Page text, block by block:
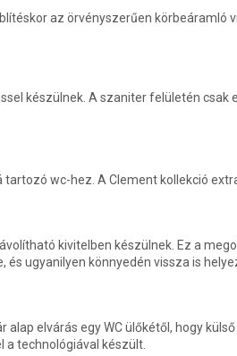
az örvényszerűen
készülnek. A szaniter felületén
wc-hez. A Clement kollekció
kivitelben készülnek. Ez a
ugyanilyen könnyedén vissza is
elvárás egy WC ülőkétől, hogy
a technológiával készült.